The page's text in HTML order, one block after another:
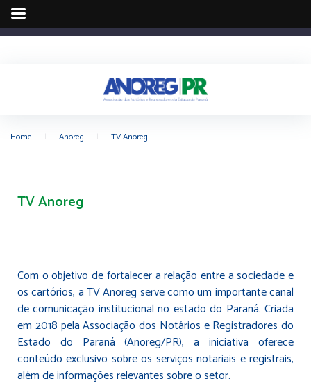
Home Anoreg TV Anoreg
TV Anoreg
Com o objetivo de fortalecer a relação entre a sociedade e
os cartórios, a TV Anoreg serve como um importante canal
de comunicação institucional no estado do Paraná. Criada
em 2018 pela Associação dos Notários e Registradores do
Estado do Paraná (Anoreg/PR), a iniciativa oferece
conteúdo exclusivo sobre os serviços notariais e registrais,
além de informações relevantes sobre o setor.